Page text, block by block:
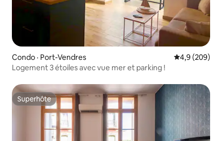
Condo · Port-Vendres Note
4,9 (209)
Logement 3 étoiles avec vue mer et parking !
Superhôte
Superhôte